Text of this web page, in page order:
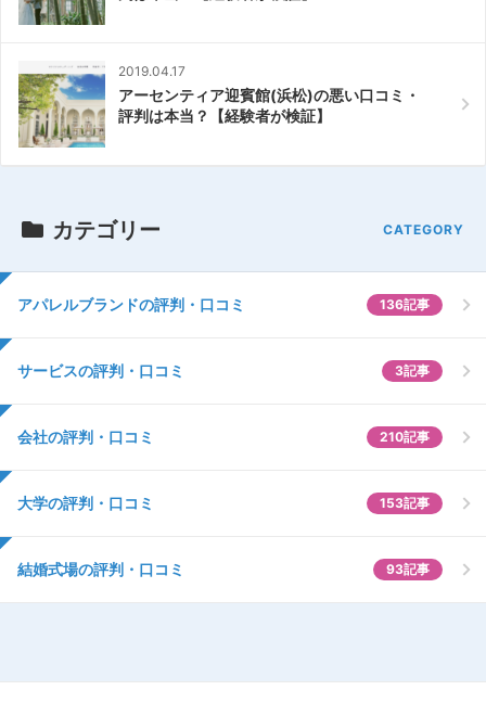
2019.04.17
アーセンティア迎賓館(浜松)の悪い口コミ・
評判は本当？【経験者が検証】
カテゴリー
アパレルブランドの評判・口コミ 136記事
サービスの評判・口コミ 3記事
会社の評判・口コミ 210記事
大学の評判・口コミ 153記事
結婚式場の評判・口コミ 93記事